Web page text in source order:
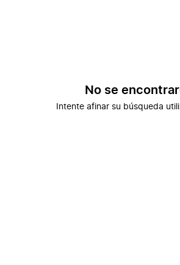
No se
Intente afinar su búsqueda